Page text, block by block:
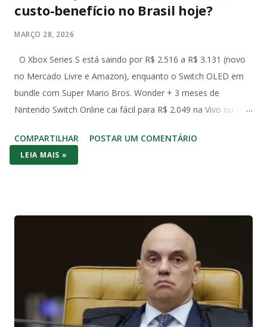
custo-benefício no Brasil hoje?
MARÇO 28, 2026
O Xbox Series S está saindo por R$ 2.516 a R$ 3.131 (novo
no Mercado Livre e Amazon), enquanto o Switch OLED em
bundle com Super Mario Bros. Wonder + 3 meses de
Nintendo Switch Online cai fácil para R$ 2.049 na Vivo ou R$
original de 2017) aparece em promoções ainda mais baixas,
na casa dos R$ 2.000 com jogo incluso. No bolso brasileiro,
Series S massacra: 1440p/120fps, SSD rápido, Game Pass
com centenas de AAA (Forza, Starfield, Call of Duty) e futuro-
proof pra 2026. O Switch 1 roda em 1080p dock/720p
handheld e o OLED melhora a tela com cores vibrantes e
pretos profundos – mas gráficos de 2017. A diferença? O
Switch é portátil de verdade: você joga no sofá, no ônibus ou
COMPARTILHAR POSTAR UM COMENTÁRIO
LEIA MAIS »